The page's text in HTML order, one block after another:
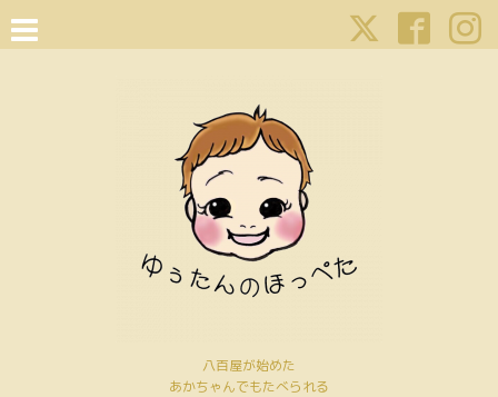
八百屋が始めた
あかちゃんでもたべられる